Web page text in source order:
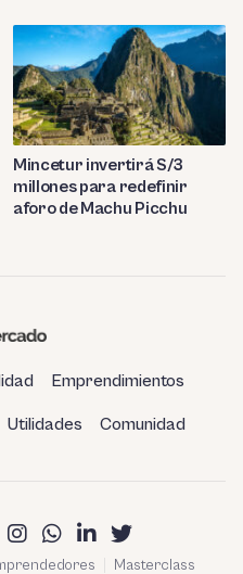
Mincetur invertirá S/3
millones para redefinir
aforo de Machu Picchu
Emprendimientos
Utilidades Comunidad
Masterclass